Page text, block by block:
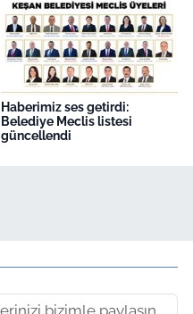
Haberimiz ses getirdi:
Belediye Meclis listesi
güncellendi